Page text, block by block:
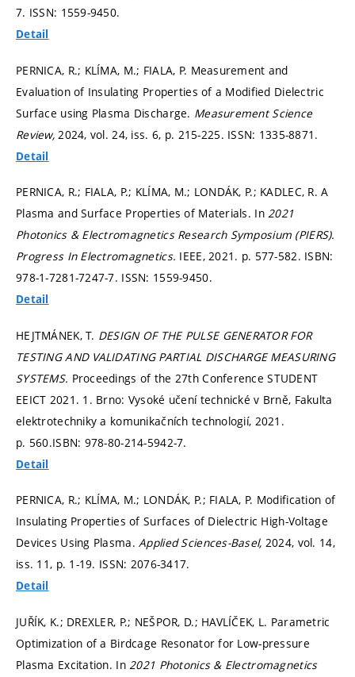
7. ISSN: 1559-9450.
Detail
PERNICA, R.; KLÍMA, M.; FIALA, P. Measurement and
Evaluation of Insulating Properties of a Modified Dielectric
Surface using Plasma Discharge. Measurement Science
Review, 2024, vol. 24, iss. 6, p. 215-225. ISSN: 1335-8871.
Detail
PERNICA, R.; FIALA, P.; KLÍMA, M.; LONDÁK, P.; KADLEC, R. A
Plasma and Surface Properties of Materials. In2021
Photonics & Electromagnetics Research Symposium (PIERS).
Progress In Electromagnetics. IEEE, 2021. p. 577-582. ISBN:
978-1-7281-7247-7. ISSN: 1559-9450.
Detail
HEJTMÁNEK, T. DESIGN OF THE PULSE GENERATOR FOR
TESTING AND VALIDATING PARTIAL DISCHARGE MEASURING
SYSTEMS. Proceedings of the 27th Conference STUDENT
EEICT 2021. 1. Brno: Vysoké učení technické v Brně, Fakulta
elektrotechniky a komunikačních technologií, 2021.
p. 560.ISBN: 978-80-214-5942-7.
Detail
PERNICA, R.; KLÍMA, M.; LONDÁK, P.; FIALA, P. Modification of
Insulating Properties of Surfaces of Dielectric High-Voltage
Devices Using Plasma.Applied Sciences-Basel, 2024, vol. 14,
iss. 11, p. 1-19. ISSN: 2076-3417.
Detail
JUŘÍK, K.; DREXLER, P.; NEŠPOR, D.; HAVLÍČEK, L. Parametric
Optimization of a Birdcage Resonator for Low-pressure
Plasma Excitation. In 2021 Photonics & Electromagnetics